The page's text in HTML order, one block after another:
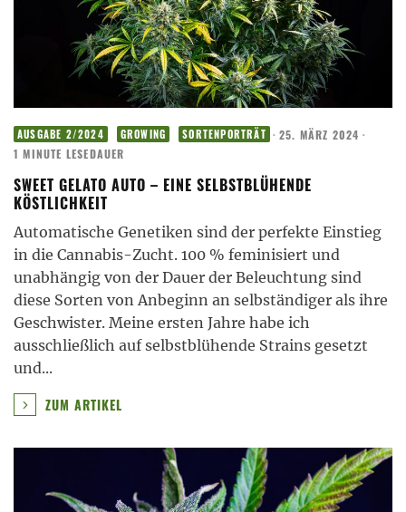
AUSGABE 2/2024 GROWING SORTENPORTRÄT · 25. MÄRZ 2024 ·
1 MINUTE LESEDAUER
SWEET GELATO AUTO – EINE SELBSTBLÜHENDE
KÖSTLICHKEIT
Automatische Genetiken sind der perfekte Einstieg
in die Cannabis-Zucht. 100 % feminisiert und
unabhängig von der Dauer der Beleuchtung sind
diese Sorten von Anbeginn an selbständiger als ihre
Geschwister. Meine ersten Jahre habe ich
ausschließlich auf selbstblühende Strains gesetzt
und...
ZUM ARTIKEL